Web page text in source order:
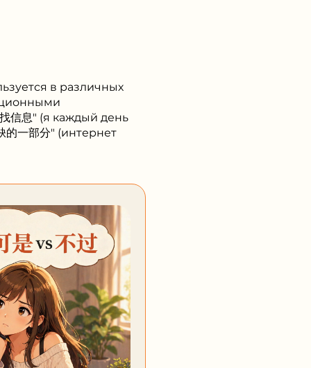
в различных
信息" (я каждый день
一部分" (интернет